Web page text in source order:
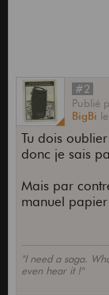
#2
Publié
BigBi le
Tu dois
donc je sais
Mais par
manuel
"I need a saga.
even hear it !"